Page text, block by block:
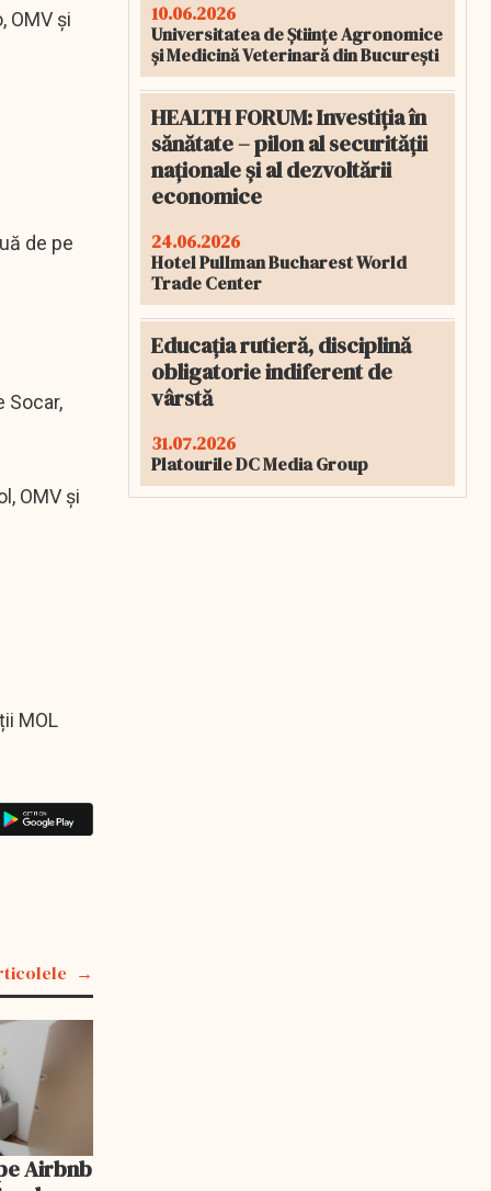
OMV și
de pe
Socar,
OMV și
MOL
Airbnb
10.06.2026
Universitatea de Științe Agronomice
și Medicină Veterinară din București
HEALTH FORUM: Investiția în
sănătate – pilon al securității
naționale și al dezvoltării
economice
24.06.2026
Hotel Pullman Bucharest World
Trade Center
Educația rutieră, disciplină
obligatorie indiferent de
vârstă
31.07.2026
Platourile DC Media Group